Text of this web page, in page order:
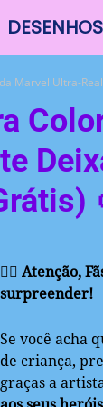
Marvel Ultra-
🦸‍♂️ Atenção,
surpreender!
Se você acha
de criança,
graças a